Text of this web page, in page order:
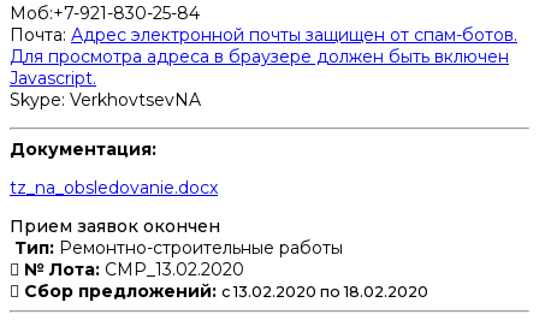
Моб:+7-921-830-25-84
Почта: Адрес электронной почты защищен от спам-ботов.
Для просмотра адреса в браузере должен быть включен
Javascript.
Skype: VerkhovtsevNA
Документация:
tz_na_obsledovanie.docx
Прием заявок окончен
Тип: Ремонтно-строительные работы
№ Лота: СМР_13.02.2020
Сбор предложений: с 13.02.2020 по 18.02.2020